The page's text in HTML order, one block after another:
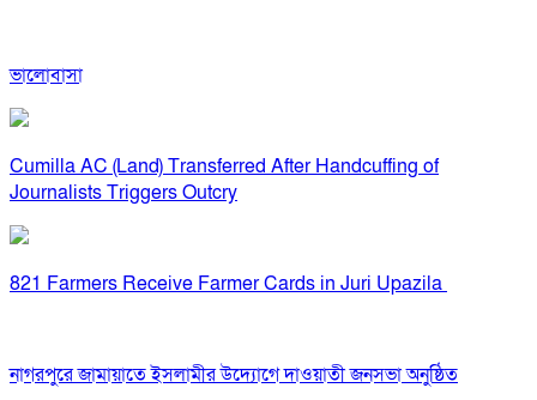
ভালোবাসা
Cumilla AC (Land) Transferred After Handcuffing of
Journalists Triggers Outcry
821 Farmers Receive Farmer Cards in Juri Upazila
নাগরপুরে জামায়াতে ইসলামীর উদ্যোগে দাওয়াতী জনসভা অনুষ্ঠিত